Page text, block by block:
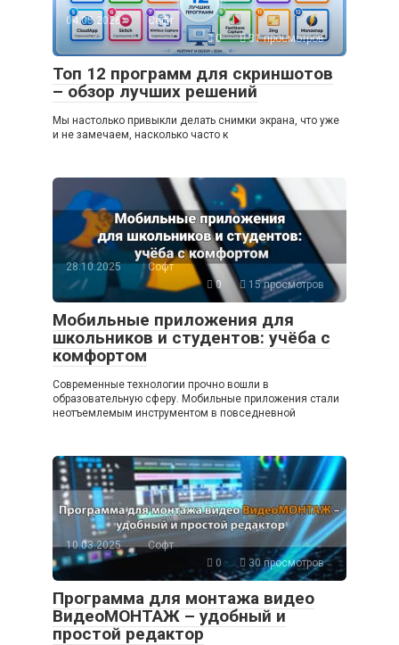
04.05.2026
Софт
0
31 просмотров
Топ 12 программ для скриншотов
– обзор лучших решений
Мы настолько привыкли делать снимки экрана, что уже
и не замечаем, насколько часто к
28.10.2025
Софт
0
15 просмотров
Мобильные приложения для
школьников и студентов: учёба с
комфортом
Современные технологии прочно вошли в
образовательную сферу. Мобильные приложения стали
неотъемлемым инструментом в повседневной
10.03.2025
Софт
0
30 просмотров
Программа для монтажа видео
ВидеоМОНТАЖ – удобный и
простой редактор